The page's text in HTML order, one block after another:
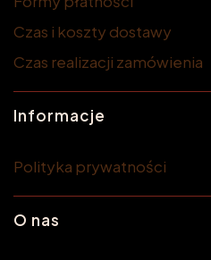
Czas i koszty dostawy
Czas realizacji zamówienia
Informacje
Polityka prywatności
O nas